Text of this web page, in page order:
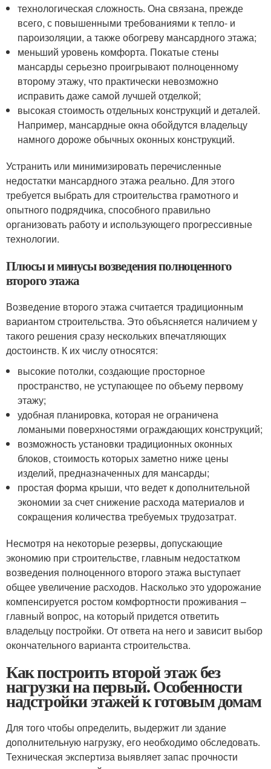
технологическая сложность. Она связана, прежде
всего, с повышенными требованиями к тепло- и
пароизоляции, а также обогреву мансардного этажа;
меньший уровень комфорта. Покатые стены
мансарды серьезно проигрывают полноценному
второму этажу, что практически невозможно
исправить даже самой лучшей отделкой;
высокая стоимость отдельных конструкций и деталей.
Например, мансардные окна обойдутся владельцу
намного дороже обычных оконных конструкций.
Устранить или минимизировать перечисленные
недостатки мансардного этажа реально. Для этого
требуется выбрать для строительства грамотного и
опытного подрядчика, способного правильно
организовать работу и использующего прогрессивные
технологии.
Плюсы и минусы возведения полноценного
второго этажа
Возведение второго этажа считается традиционным
вариантом строительства. Это объясняется наличием у
такого решения сразу нескольких впечатляющих
достоинств. К их числу относятся:
высокие потолки, создающие просторное
пространство, не уступающее по объему первому
этажу;
удобная планировка, которая не ограничена
ломаными поверхностями ограждающих конструкций;
возможность установки традиционных оконных
блоков, стоимость которых заметно ниже цены
изделий, предназначенных для мансарды;
простая форма крыши, что ведет к дополнительной
экономии за счет снижение расхода материалов и
сокращения количества требуемых трудозатрат.
Несмотря на некоторые резервы, допускающие
экономию при строительстве, главным недостатком
возведения полноценного второго этажа выступает
общее увеличение расходов. Насколько это удорожание
компенсируется ростом комфортности проживания –
главный вопрос, на который придется ответить
владельцу постройки. От ответа на него и зависит выбор
окончательного варианта строительства.
Как построить второй этаж без
нагрузки на первый. Особенности
надстройки этажей к готовым домам
Для того чтобы определить, выдержит ли здание
дополнительную нагрузку, его необходимо обследовать.
Техническая экспертиза выявляет запас прочности